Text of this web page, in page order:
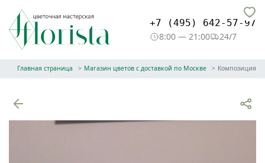
+7 (495) 642-57-97
8:00 — 21:00
24/7
Главная страница Магазин цветов с доставкой по Москве Композиция с